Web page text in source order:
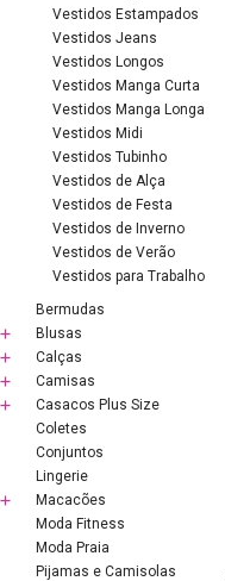
Vestidos Estampados
Vestidos Jeans
Vestidos Longos
Vestidos Manga Curta
Vestidos Manga Longa
Vestidos Midi
Vestidos Tubinho
Vestidos de Alça
Vestidos de Festa
Vestidos de Inverno
Vestidos de Verão
Vestidos para Trabalho
Bermudas
Blusas
Calças
Camisas
Casacos Plus Size
Coletes
Conjuntos
Lingerie
Macacões
Moda Fitness
Moda Praia
Pijamas e Camisolas